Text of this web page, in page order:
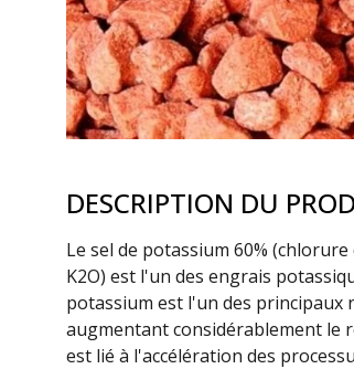
DESCRIPTION DU
Le sel de potassium 60%
K2O) est l'un des engrais
potassium est l'un des
augmentant considérablement le
est lié à l'accélération des